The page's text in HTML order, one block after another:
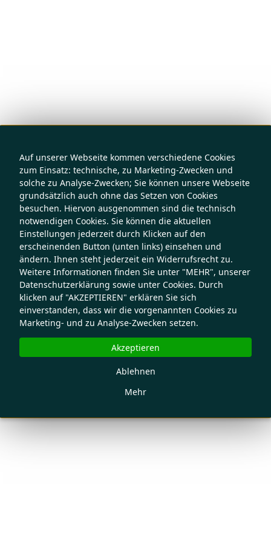
Auf unserer Webseite kommen verschiedene Cookies
zum Einsatz: technische, zu Marketing-Zwecken und
solche zu Analyse-Zwecken; Sie können unsere Webseite
grundsätzlich auch ohne das Setzen von Cookies
besuchen. Hiervon ausgenommen sind die technisch
notwendigen Cookies. Sie können die aktuellen
Einstellungen jederzeit durch Klicken auf den
erscheinenden Button (unten links) einsehen und
ändern. Ihnen steht jederzeit ein Widerrufsrecht zu.
Weitere Informationen finden Sie unter "MEHR", unserer
Datenschutzerklärung sowie unter Cookies. Durch
klicken auf "AKZEPTIEREN" erklären Sie sich
einverstanden, dass wir die vorgenannten Cookies zu
Marketing- und zu Analyse-Zwecken setzen.
Mehr
Ablehnen
Akzeptieren